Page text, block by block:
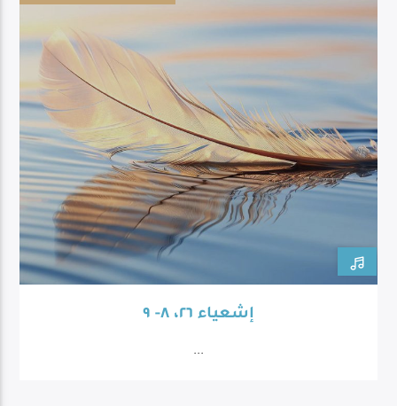
إشعياء ٢٦، ٨- ٩
...